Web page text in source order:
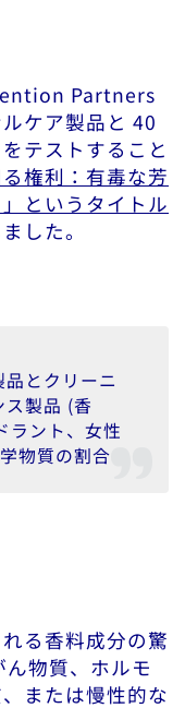
Partners
ケア製品と 40
テストすること
権利：有毒な芳
というタイトル
した。
とクリーニ
製品 (香
ラント、女性
物質の割合
る香料成分の驚
物質、ホルモ
または慢性的な